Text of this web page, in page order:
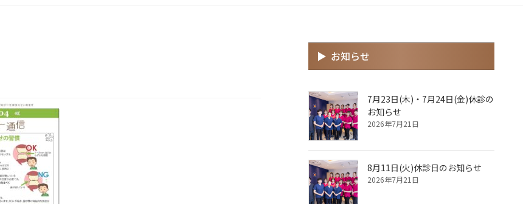
お知らせ
7月23日(木)・7月24日(金)休診の
お知らせ
2026年7月21日
8月11日(火)休診日のお知らせ
2026年7月21日